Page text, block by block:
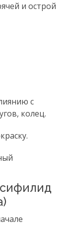
и острой
с
колец.